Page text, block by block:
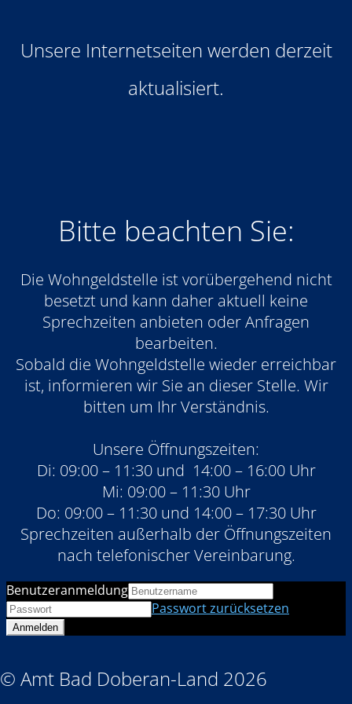
Unsere Internetseiten werden derzeit
aktualisiert.
Bitte beachten Sie:
Die Wohngeldstelle ist vorübergehend nicht
besetzt und kann daher aktuell keine
Sprechzeiten anbieten oder Anfragen
bearbeiten.
Sobald die Wohngeldstelle wieder erreichbar
ist, informieren wir Sie an dieser Stelle. Wir
bitten um Ihr Verständnis.
Unsere Öffnungszeiten:
Di: 09:00 – 11:30 und 14:00 – 16:00 Uhr
Mi: 09:00 – 11:30 Uhr
Do: 09:00 – 11:30 und 14:00 – 17:30 Uhr
Sprechzeiten außerhalb der Öffnungszeiten
nach telefonischer Vereinbarung.
© Amt Bad Doberan-Land 2026
Benutzeranmeldung
Passwort zurücksetzen